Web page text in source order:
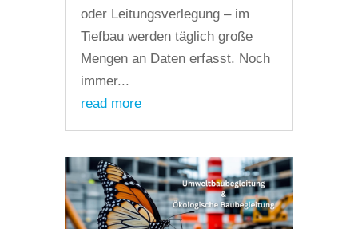
oder Leitungsverlegung – im
Tiefbau werden täglich große
Mengen an Daten erfasst. Noch
immer...
read more